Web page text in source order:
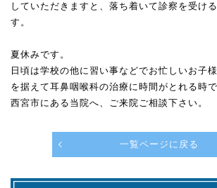
していただきますと、落ち着いて診察を受け
す。
夏休みです。
日頃は学校の他に習い事などでお忙しいお子
を据えて耳鼻咽喉科の治療に時間がとれる時で
西宮市にある当院へ、ご来院ご相談下さい。
一覧ページに戻る